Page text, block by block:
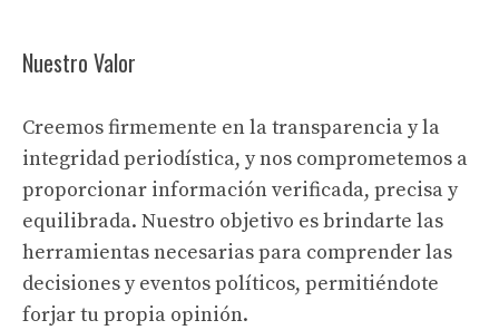
Nuestro Valor
Creemos firmemente en la transparencia y la
integridad periodística, y nos comprometemos a
proporcionar información verificada, precisa y
equilibrada. Nuestro objetivo es brindarte las
herramientas necesarias para comprender las
decisiones y eventos políticos, permitiéndote
forjar tu propia opinión.